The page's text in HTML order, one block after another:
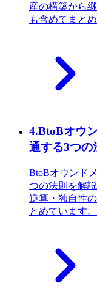
産の構築から
も含めてまと
4.BtoBオウ
通する3つの
BtoBオウンド
つの法則を解
逆算・独自性
とめています。